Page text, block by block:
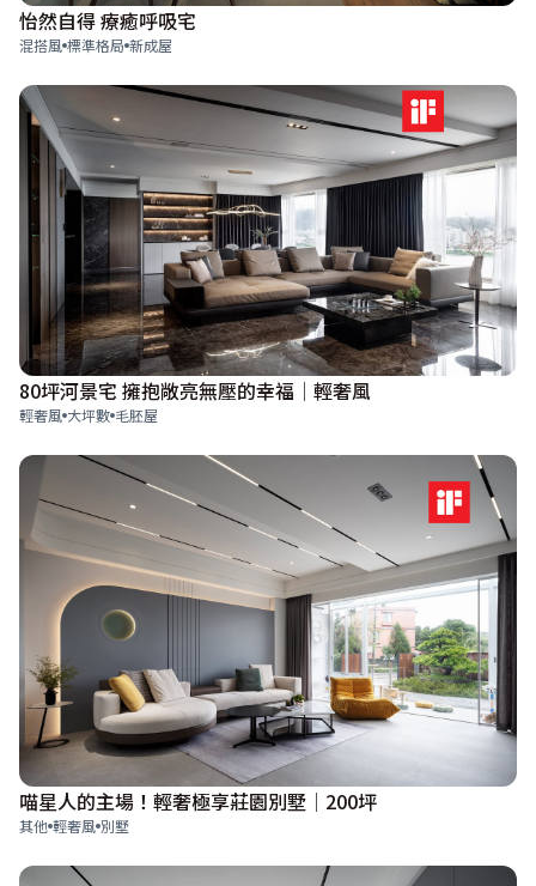
怡然自得 療癒呼吸宅
混搭風 標準格局 新成屋
80坪河景宅 擁抱敞亮無壓的幸福│輕奢風
輕奢風 大坪數 毛胚屋
喵星人的主場！輕奢極享莊園別墅│200坪
其他 輕奢風 別墅